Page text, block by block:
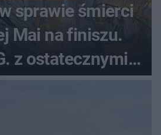
sprawie śmierci
Mai na finiszu.
z ostatecznymi